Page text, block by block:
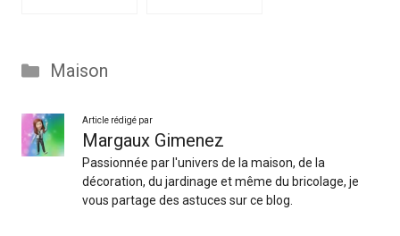
Catégories
Maison
Article rédigé par
Margaux Gimenez
Passionnée par l'univers de la maison, de la
décoration, du jardinage et même du bricolage, je
vous partage des astuces sur ce blog.